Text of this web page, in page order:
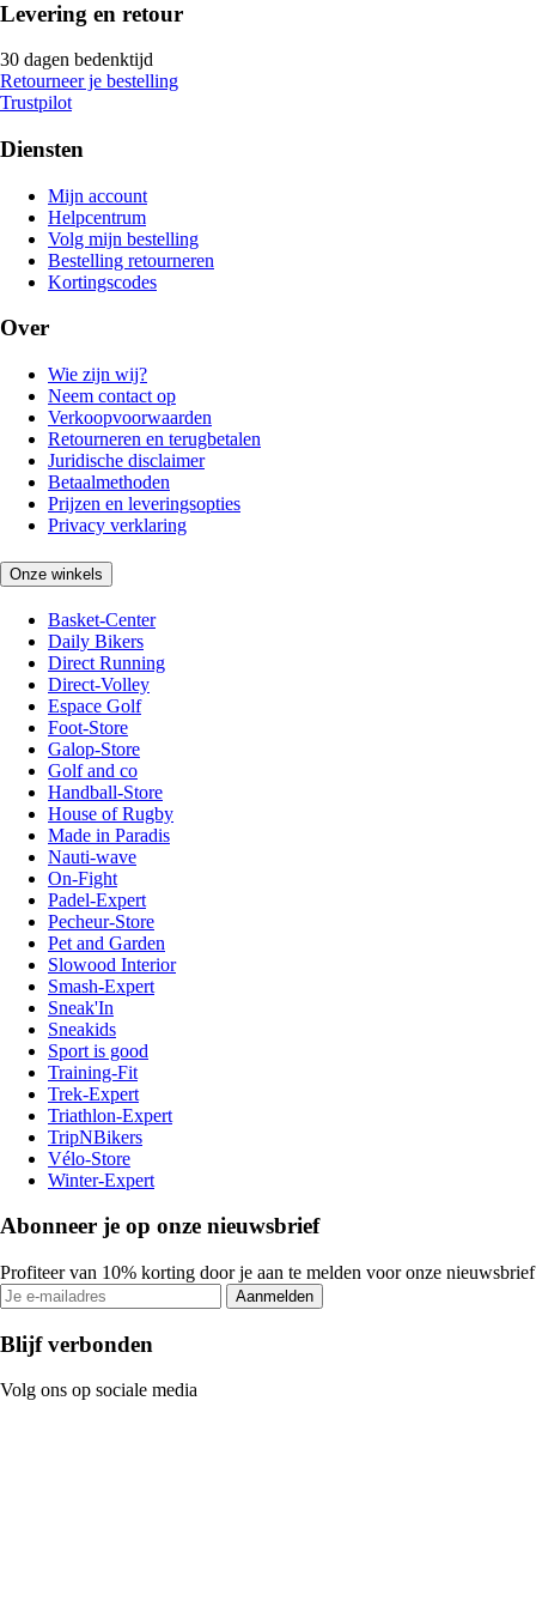
Levering en retour
30 dagen bedenktijd
Retourneer je bestelling
Trustpilot
Diensten
Mijn account
Helpcentrum
Volg mijn bestelling
Bestelling retourneren
Kortingscodes
Over
Wie zijn wij?
Neem contact op
Verkoopvoorwaarden
Retourneren en terugbetalen
Juridische disclaimer
Betaalmethoden
Prijzen en leveringsopties
Privacy verklaring
Onze winkels
Basket-Center
Daily Bikers
Direct Running
Direct-Volley
Espace Golf
Foot-Store
Galop-Store
Golf and co
Handball-Store
House of Rugby
Made in Paradis
Nauti-wave
On-Fight
Padel-Expert
Pecheur-Store
Pet and Garden
Slowood Interior
Smash-Expert
Sneak'In
Sneakids
Sport is good
Training-Fit
Trek-Expert
Triathlon-Expert
TripNBikers
Vélo-Store
Winter-Expert
Abonneer je op onze nieuwsbrief
Profiteer van 10% korting door je aan te melden voor onze nieuwsbrief
Aanmelden
Blijf verbonden
Volg ons op sociale media